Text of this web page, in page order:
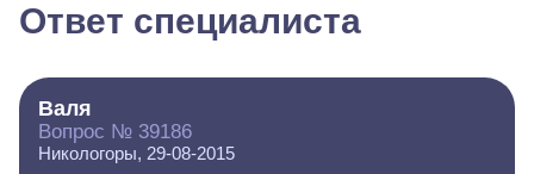
Ответ специалиста
Валя
Вопрос № 39186
Никологоры, 29-08-2015